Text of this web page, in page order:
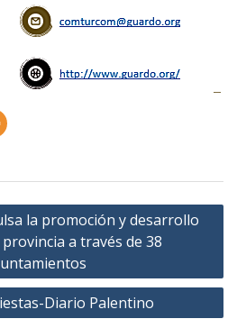
la promoción y desarrollo
a través de 38
Diario Palentino